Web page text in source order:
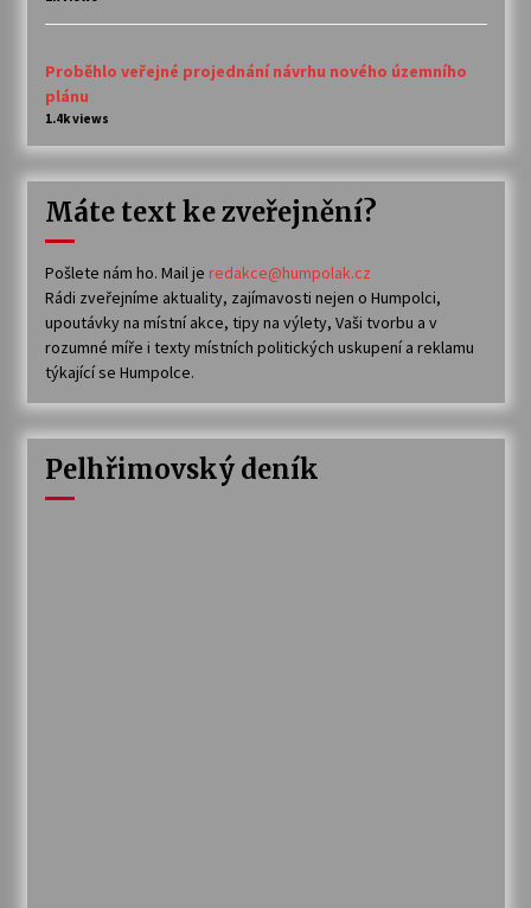
Proběhlo veřejné projednání návrhu nového územního
plánu
1.4k views
Máte text ke zveřejnění?
Pošlete nám ho. Mail je redakce@humpolak.cz
Rádi zveřejníme aktuality, zajímavosti nejen o Humpolci,
upoutávky na místní akce, tipy na výlety, Vaši tvorbu a v
rozumné míře i texty místních politických uskupení a reklamu
týkající se Humpolce.
Pelhřimovský deník